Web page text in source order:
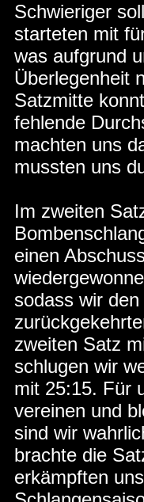
Schwieriger
starteten mit
was aufgrund
Überlegenheit
Satzmitte
fehlende
machten uns
mussten uns
Im zweiten
einen
sodass wir
zweiten Satz
schlugen wir
mit 25:15. Für
vereinen und
sind wir
brachte die
erkämpften